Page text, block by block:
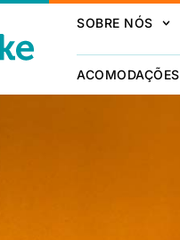
SOBRE NÓS
ACOMODAÇÕES